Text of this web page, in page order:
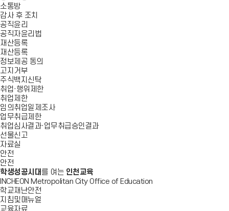
소통방
감사 후 조치
공직윤리
공직자윤리법
재산등록
재산등록
정보제공 동의
고지거부
주식백지신탁
취업·행위제한
취업제한
임의취업일제조사
업무취급제한
취업심사결과·업무취급승인결과
선물신고
자료실
안전
안전
학생성공시대 를 여는 인천교육
INCHEON Metropolitan City Office of Education
학교재난안전
지침및매뉴얼
교육자료